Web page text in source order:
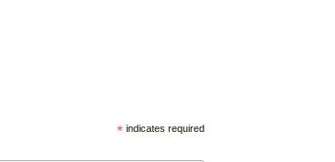
*indicates required